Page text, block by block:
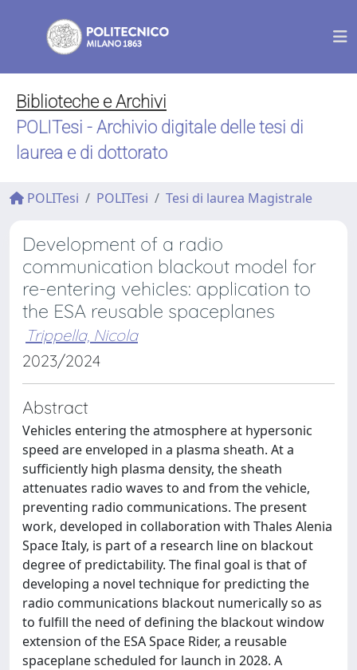
Biblioteche e Archivi
POLITesi - Archivio digitale delle tesi di
laurea e di dottorato
POLITesi POLITesi Tesi di laurea Magistrale
Development of a radio
communication blackout model for
re-entering vehicles: application to
the ESA reusable spaceplanes
Trippella, Nicola
2023/2024
Abstract
Vehicles entering the atmosphere at hypersonic
speed are enveloped in a plasma sheath. At a
sufficiently high plasma density, the sheath
attenuates radio waves to and from the vehicle,
preventing radio communications. The present
work, developed in collaboration with Thales Alenia
Space Italy, is part of a research line on blackout
degree of predictability. The final goal is that of
developing a novel technique for predicting the
radio communications blackout numerically so as
to fulfill the need of defining the blackout window
extension of the ESA Space Rider, a reusable
spaceplane scheduled for launch in 2028. A